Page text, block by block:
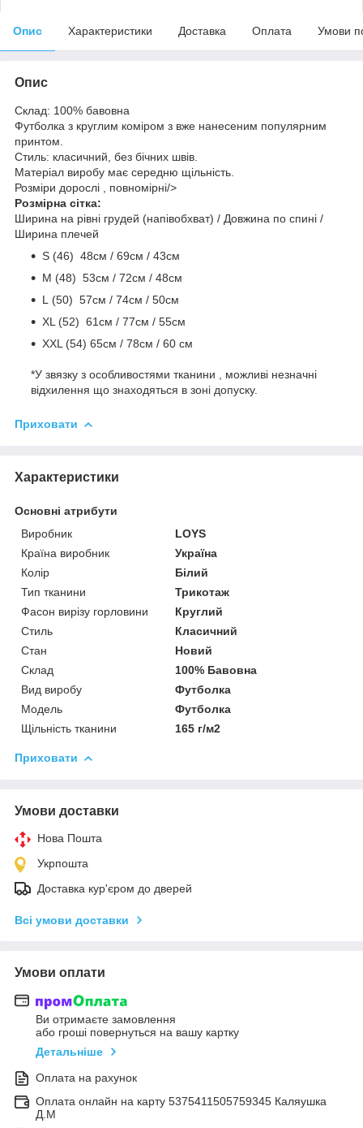
Опис Характеристики Доставка Оплата Умови
Опис
Склад: 100% бавовна
Футболка з круглим коміром з вже нанесеним популярним
принтом.
Стиль: класичний, без бічних швів.
Матеріал виробу має середню щільність.
Розміри дорослі , повномірні/>
Розмірна сітка:
Ширина на рівні грудей (напівобхват) / Довжина по спині /
Ширина плечей
S (46) 48cм / 69cм / 43см
M (48) 53см / 72см / 48cм
L (50) 57см / 74см / 50см
ХL (52) 61см / 77см / 55см
ХХL (54) 65см / 78см / 60 см
*У звязку з особливостями тканини , можливі незначні
відхилення що знаходяться в зоні допуску.
Приховати
Характеристики
Основні атрибути
Виробник
LOYS
Країна виробник
Україна
Колір
Білий
Тип тканини
Трикотаж
Фасон вирізу горловини
Круглий
Стиль
Класичний
Стан
Новий
Склад
100% Бавовна
Вид виробу
Футболка
Модель
Футболка
Щільність тканини
165 г/м2
Приховати
Умови доставки
Нова Пошта
Укрпошта
Доставка кур'єром до дверей
Всі умови доставки
Умови оплати
Ви отримаєте замовлення
або гроші повернуться на вашу картку
Детальніше
Оплата на рахунок
Оплата онлайн на карту 5375411505759345 Каляушка
Д.М